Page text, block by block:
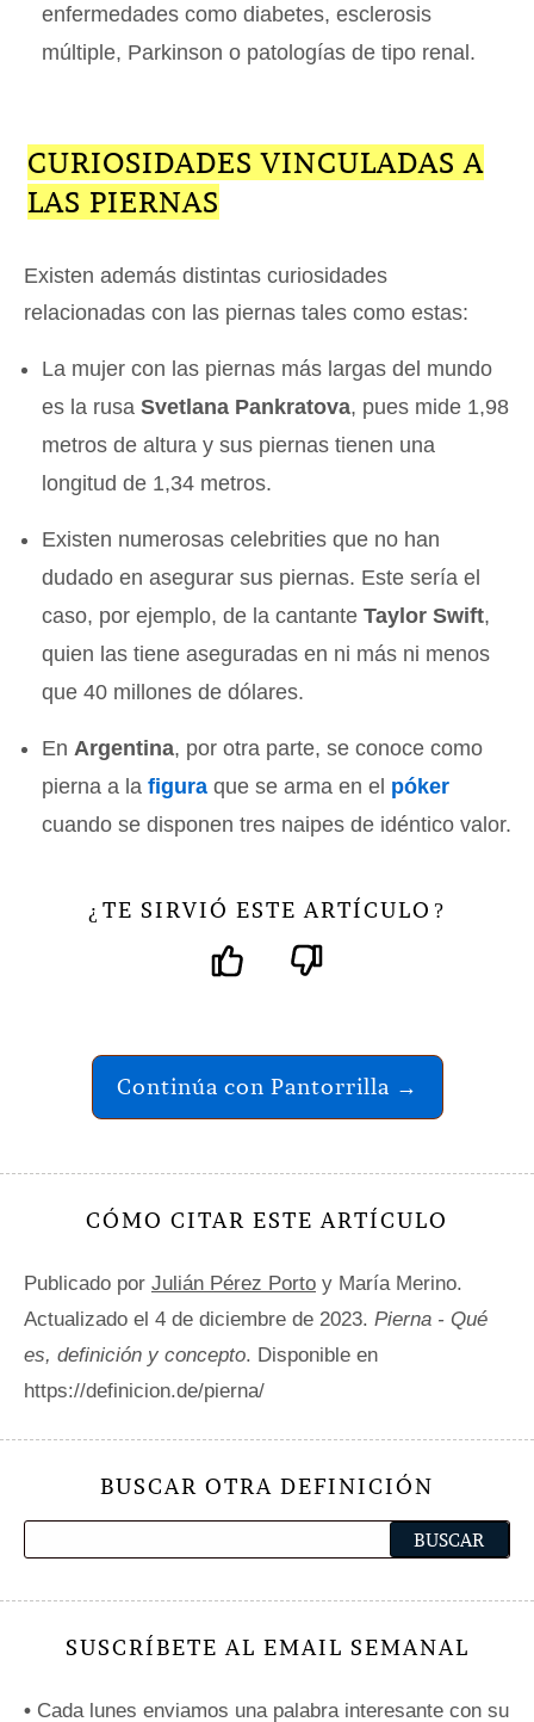
enfermedades como diabetes, esclerosis
múltiple, Parkinson o patologías de tipo renal.
CURIOSIDADES VINCULADAS A
LAS PIERNAS
Existen además distintas curiosidades
relacionadas con las piernas tales como estas:
La mujer con las piernas más largas del mundo
es la rusaSvetlana Pankratova, pues mide 1,98
metros de altura y sus piernas tienen una
longitud de 1,34 metros.
Existen numerosas celebrities que no han
dudado en asegurar sus piernas. Este sería el
caso, por ejemplo, de la cantanteTaylor Swift,
quien las tiene aseguradas en ni más ni menos
que 40 millones de dólares.
En Argentina, por otra parte, se conoce como
pierna a lafigura que se arma en el póker
cuando se disponen tres naipes de idéntico valor.
¿ TE SIRVIÓ ESTE ARTÍCULO ?
Continúa con Pantorrilla →
CÓMO CITAR ESTE ARTÍCULO
Publicado por Julián Pérez Porto y María Merino.
Actualizado el 4 de diciembre de 2023. Pierna - Qué
es, definición y concepto. Disponible en
https://definicion.de/pierna/
BUSCAR OTRA DEFINICIÓN
SUSCRÍBETE AL EMAIL SEMANAL
• Cada lunes enviamos una palabra interesante con su